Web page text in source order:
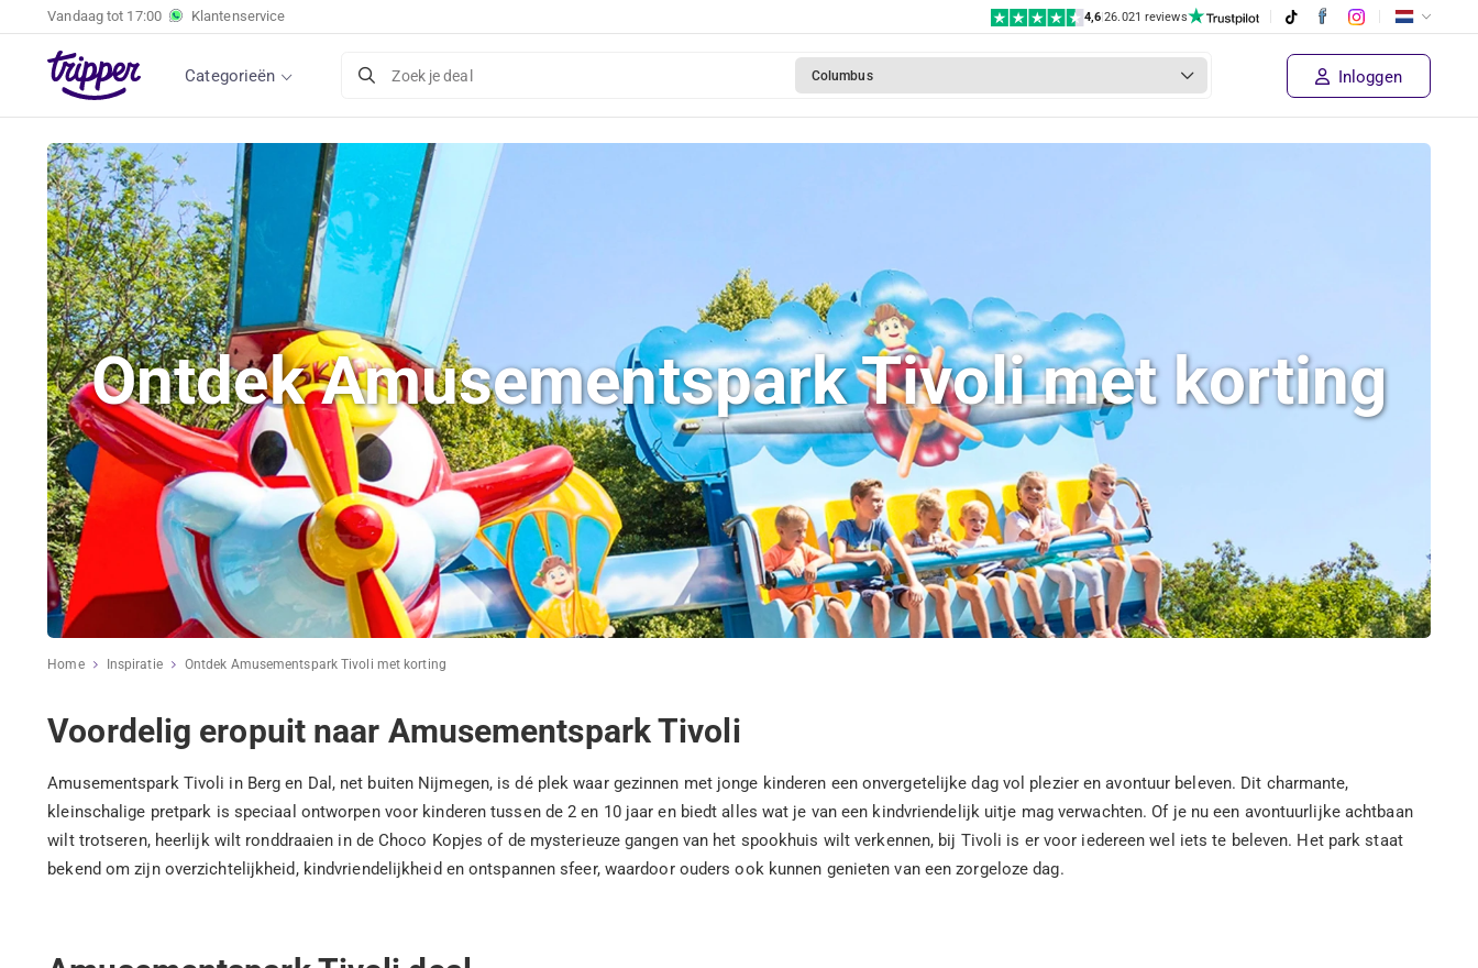
Vandaag tot 17:00 Klantenservice 4,6|26.021 reviews
Categorieën Zoek je deal Columbus Inloggen
Ontdek Amusementspark Tivoli met korting
Home Inspiratie Ontdek Amusementspark Tivoli met korting
Voordelig eropuit naar Amusementspark Tivoli
Amusementspark Tivoli in Berg en Dal, net buiten Nijmegen, is dé plek waar gezinnen met jonge kinderen een onvergetelijke dag vol plezier en avontuur beleven. Dit charmante,
kleinschalige pretpark is speciaal ontworpen voor kinderen tussen de 2 en 10 jaar en biedt alles wat je van een kindvriendelijk uitje mag verwachten. Of je nu een avontuurlijke achtbaan
wilt trotseren, heerlijk wilt ronddraaien in de Choco Kopjes of de mysterieuze gangen van het spookhuis wilt verkennen, bij Tivoli is er voor iedereen wel iets te beleven. Het park staat
bekend om zijn overzichtelijkheid, kindvriendelijkheid en ontspannen sfeer, waardoor ouders ook kunnen genieten van een zorgeloze dag.